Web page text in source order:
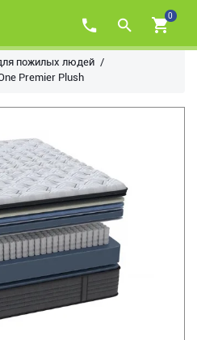
0
пожилых людей
Premier Plush